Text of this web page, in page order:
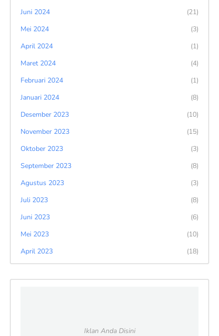
Juni 2024
(21)
Mei 2024
(3)
April 2024
(1)
Maret 2024
(4)
Februari 2024
(1)
Januari 2024
(8)
Desember 2023
(10)
November 2023
(15)
Oktober 2023
(3)
September 2023
(8)
Agustus 2023
(3)
Juli 2023
(8)
Juni 2023
(6)
Mei 2023
(10)
April 2023
(18)
Iklan Anda Disini